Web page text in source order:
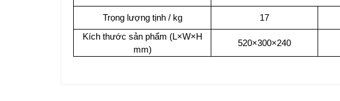
Trọng lượng tịnh / kg 17
Kích thước sản phẩm (L×W×H
mm)
520×300×240